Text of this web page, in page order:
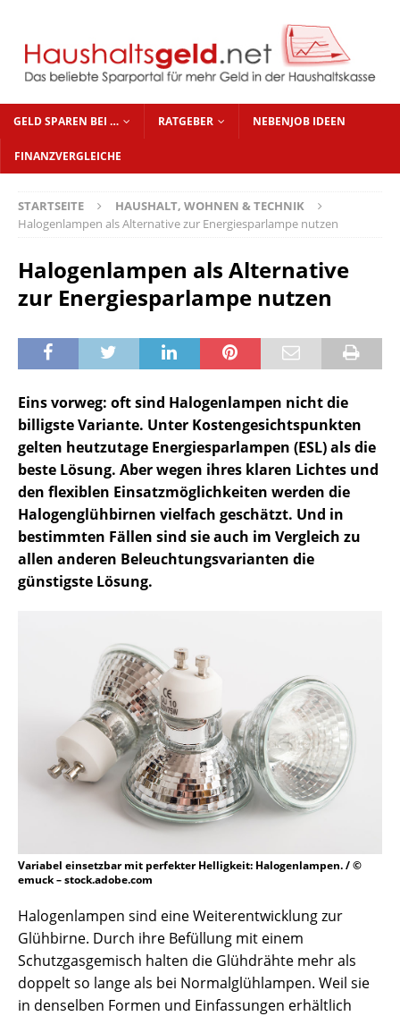
GELD SPAREN BEI … RATGEBER NEBENJOB IDEEN
FINANZVERGLEICHE
STARTSEITE
HAUSHALT, WOHNEN & TECHNIK
Halogenlampen als Alternative zur Energiesparlampe nutzen
Halogenlampen als Alternative
zur Energiesparlampe nutzen
Eins vorweg: oft sind Halogenlampen nicht die
billigste Variante. Unter Kostengesichtspunkten
gelten heutzutage Energiesparlampen (ESL) als die
beste Lösung. Aber wegen ihres klaren Lichtes und
den flexiblen Einsatzmöglichkeiten werden die
Halogenglühbirnen vielfach geschätzt. Und in
bestimmten Fällen sind sie auch im Vergleich zu
allen anderen Beleuchtungsvarianten die
günstigste Lösung.
Variabel einsetzbar mit perfekter Helligkeit: Halogenlampen. / ©
emuck – stock.adobe.com
Halogenlampen sind eine Weiterentwicklung zur
Glühbirne. Durch ihre Befüllung mit einem
Schutzgasgemisch halten die Glühdrähte mehr als
doppelt so lange als bei Normalglühlampen. Weil sie
in denselben Formen und Einfassungen erhältlich